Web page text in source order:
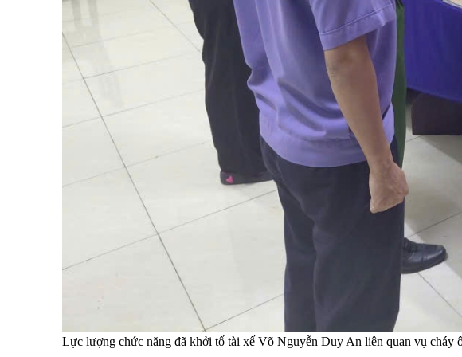
Lực lượng chức năng đã khởi tố tài xế Võ Nguyễn Duy An liên quan vụ cháy